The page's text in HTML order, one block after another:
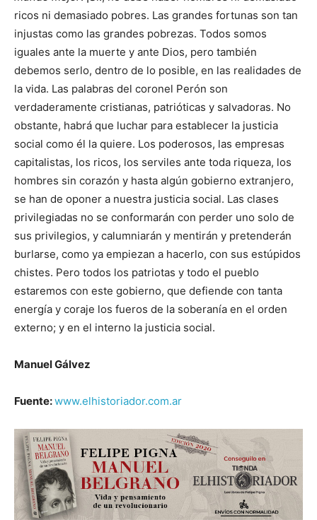
ricos ni demasiado pobres. Las grandes fortunas son tan
injustas como las grandes pobrezas. Todos somos
iguales ante la muerte y ante Dios, pero también
debemos serlo, dentro de lo posible, en las realidades de
la vida. Las palabras del coronel Perón son
verdaderamente cristianas, patrióticas y salvadoras. No
obstante, habrá que luchar para establecer la justicia
social como él la quiere. Los poderosos, las empresas
capitalistas, los ricos, los serviles ante toda riqueza, los
hombres sin corazón y hasta algún gobierno extranjero,
se han de oponer a nuestra justicia social. Las clases
privilegiadas no se conformarán con perder uno solo de
sus privilegios, y calumniarán y mentirán y pretenderán
burlarse, como ya empiezan a hacerlo, con sus estúpidos
chistes. Pero todos los patriotas y todo el pueblo
estaremos con este gobierno, que defiende con tanta
energía y coraje los fueros de la soberanía en el orden
externo; y en el interno la justicia social.
Manuel Gálvez
Fuente:www.elhistoriador.com.ar